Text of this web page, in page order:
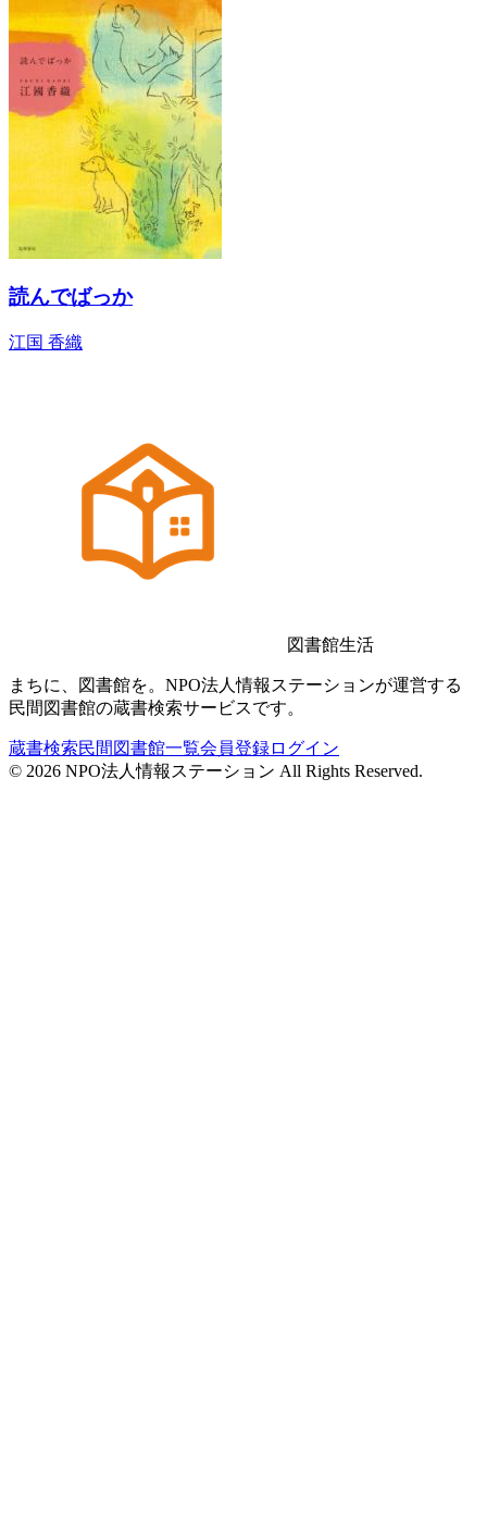
読んでばっか
江国 香織
図書館生活
まちに、図書館を。NPO法人情報ステーションが運営する
民間図書館の蔵書検索サービスです。
蔵書検索民間図書館一覧会員登録ログイン
© 2026 NPO法人情報ステーション All Rights Reserved.